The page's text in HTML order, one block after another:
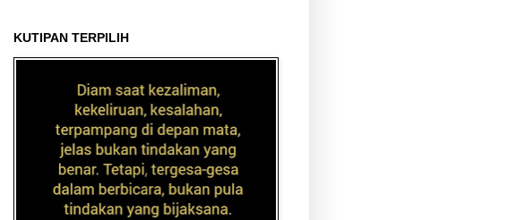
KUTIPAN TERPILIH